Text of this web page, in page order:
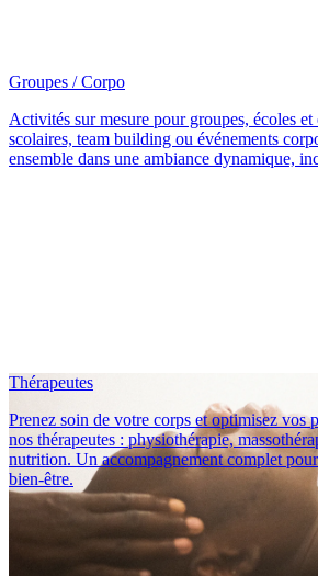
Groupes / Corpo
Activités sur mesure pour groupes, écoles et
scolaires, team building ou événements
ensemble dans une ambiance dynamique,
Thérapeutes
Prenez soin de votre corps et optimisez vos
nos thérapeutes : physiothérapie,
nutrition. Un accompagnement complet
bien-être.